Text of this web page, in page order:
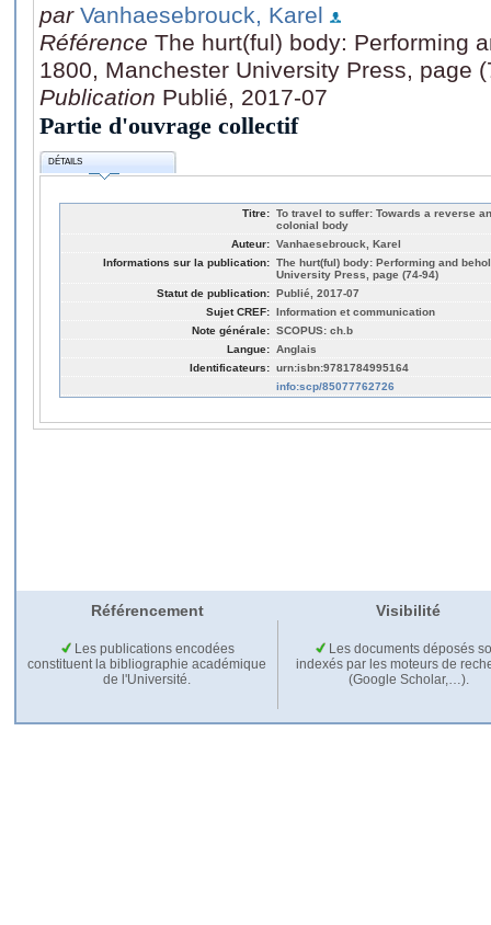
par Vanhaesebrouck, Karel
Référence The hurt(ful) body: Performing
1800, Manchester University Press, page
Publication Publié, 2017-07
Partie d'ouvrage collectif
DÉTAILS
Titre: To travel to suffer: Towards a reverse
colonial body
Auteur: Vanhaesebrouck, Karel
Informations sur la publication: The hurt(ful) body: Performing and
University Press, page (74-94)
Statut de publication: Publié, 2017-07
Sujet CREF: Information et communication
Note générale: SCOPUS: ch.b
Langue: Anglais
Identificateurs: urn:isbn:9781784995164
info:scp/85077762726
Référencement Visibilité
Les publications encodées
constituent la bibliographie académique
de l'Université.
Les documents déposés
indexés par les moteurs de
(Google Scholar,…).